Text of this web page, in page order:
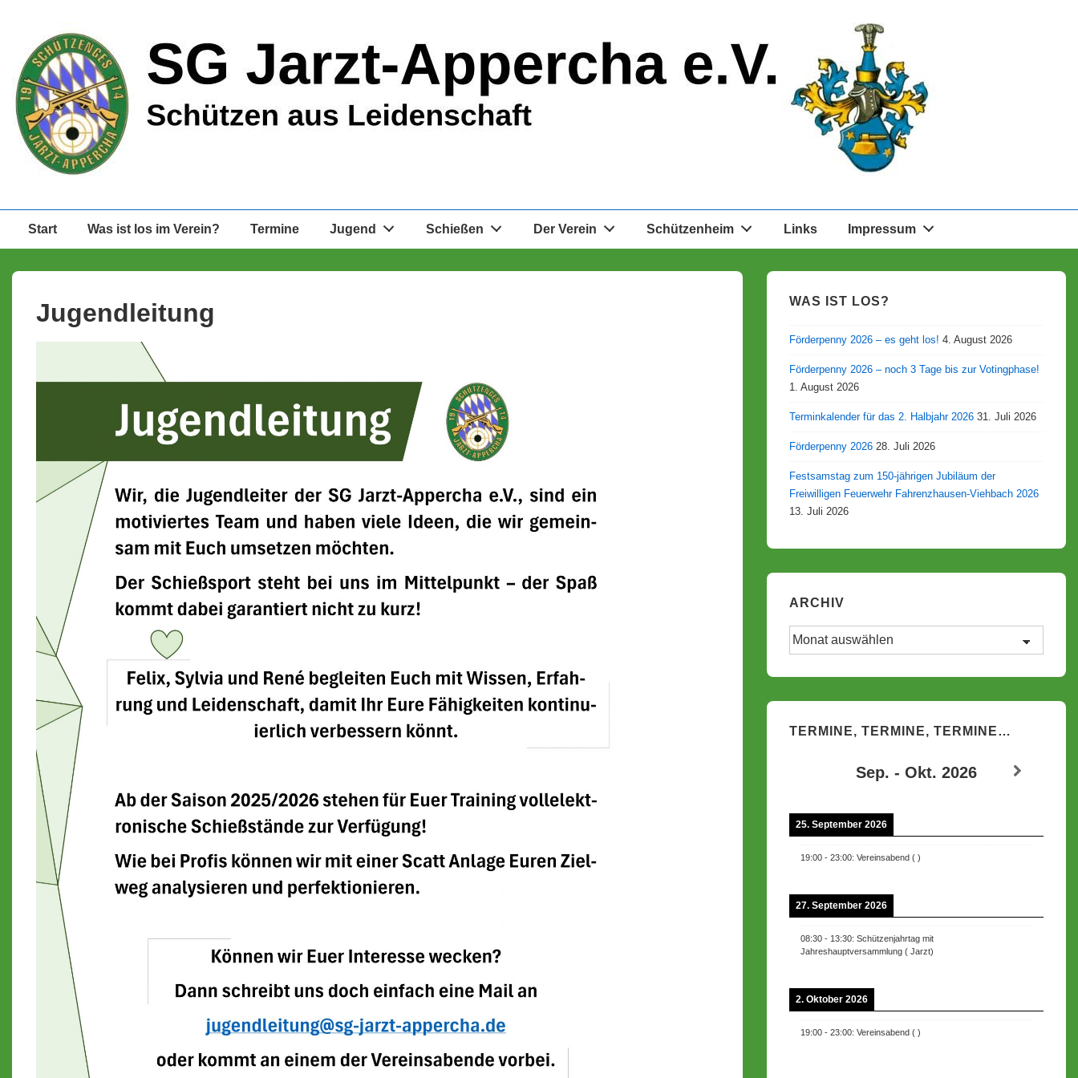
Inhalt
Hauptnavigation
Start Was ist los im Verein? Termine Jugend Schießen Der Verein Schützenheim Links Impressum
Jugendleitung WAS IST LOS?
Förderpenny 2026 – es geht los! 4. August 2026
Förderpenny 2026 – noch 3 Tage bis zur Votingphase!
1. August 2026
Terminkalender für das 2. Halbjahr 2026 31. Juli 2026
Förderpenny 2026 28. Juli 2026
Festsamstag zum 150-jährigen Jubiläum der
Freiwilligen Feuerwehr Fahrenzhausen-Viehbach 2026
13. Juli 2026
ARCHIV
Archiv
TERMINE, TERMINE, TERMINE…
Sep. - Okt. 2026
25. September 2026
19:00- 23:00: Vereinsabend( )
27. September 2026
08:30- 13:30: Schützenjahrtag mit
Jahreshauptversammlung( Jarzt)
2. Oktober 2026
19:00- 23:00: Vereinsabend( )